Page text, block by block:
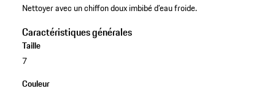
Nettoyer avec un chiffon doux imbibé d’eau froide.
Caractéristiques générales
Taille
7
Couleur